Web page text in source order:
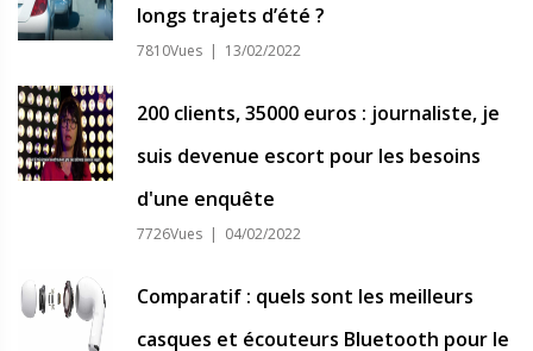
longs trajets d’été ?
7810Vues | 13/02/2022
200 clients, 35000 euros : journaliste, je
suis devenue escort pour les besoins
d'une enquête
7726Vues | 04/02/2022
Comparatif : quels sont les meilleurs
casques et écouteurs Bluetooth pour le